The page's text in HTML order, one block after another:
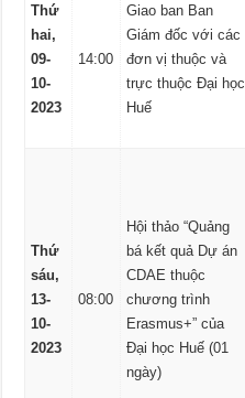
Thứ
hai,
09-
10-
2023
14:00
Giao ban Ban
Giám đốc với các
đơn vị thuộc và
trực thuộc Đại học
Huế
Thứ
sáu,
13-
10-
2023
08:00
Hội thảo “Quảng
bá kết quả Dự án
CDAE thuộc
chương trình
Erasmus+” của
Đại học Huế (01
ngày)